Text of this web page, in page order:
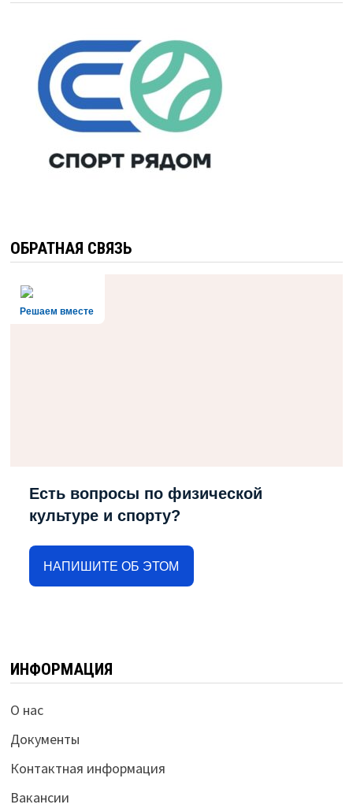
ОБРАТНАЯ СВЯЗЬ
Решаем вместе
Есть вопросы по физической
культуре и спорту?
НАПИШИТЕ ОБ ЭТОМ
ИНФОРМАЦИЯ
О нас
Документы
Контактная информация
Вакансии